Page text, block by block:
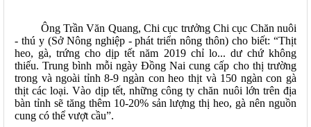
Ông Trần Văn Quang, Chi cục trưởng Chi cục Chăn nuôi
- thú y (Sở Nông nghiệp - phát triển nông thôn) cho biết: “Thịt
heo, gà, trứng cho dịp tết năm 2019 chỉ lo... dư chứ không
thiếu. Trung bình mỗi ngày Đồng Nai cung cấp cho thị trường
trong và ngoài tỉnh 8-9 ngàn con heo thịt và 150 ngàn con gà
thịt các loại. Vào dịp tết, những công ty chăn nuôi lớn trên địa
bàn tỉnh sẽ tăng thêm 10-20% sản lượng thị heo, gà nên nguồn
cung có thể vượt cầu”.